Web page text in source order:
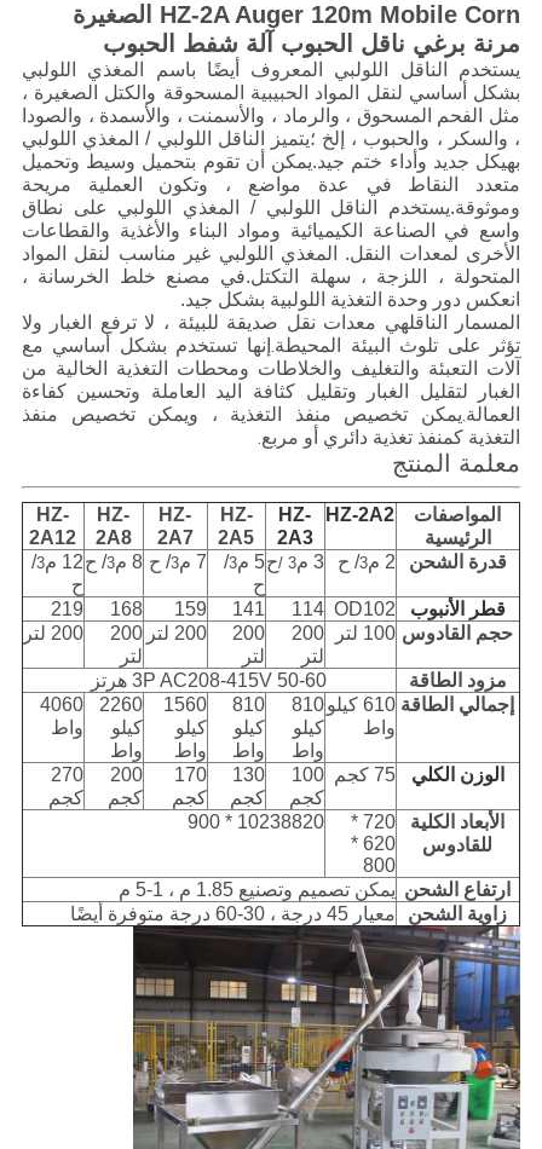
HZ-2A Auger 120m Mobile Corn الصغيرة
مرنة برغي ناقل الحبوب آلة شفط الحبوب
يستخدم الناقل اللولبي المعروف أيضًا باسم المغذي اللولبي
بشكل أساسي لنقل المواد الحبيبية المسحوقة والكتل الصغيرة ،
مثل الفحم المسحوق ، والرماد ، والأسمنت ، والأسمدة ، والصودا
، والسكر ، والحبوب ، إلخ ؛يتميز الناقل اللولبي / المغذي اللولبي
بهيكل جديد وأداء ختم جيد.يمكن أن تقوم بتحميل وسيط وتحميل
متعدد النقاط في عدة مواضع ، وتكون العملية مريحة
وموثوقة.يستخدم الناقل اللولبي / المغذي اللولبي على نطاق
واسع في الصناعة الكيميائية ومواد البناء والأغذية والقطاعات
الأخرى لمعدات النقل. المغذي اللولبي غير مناسب لنقل المواد
المتحولة ، اللزجة ، سهلة التكتل.في مصنع خلط الخرسانة ،
انعكس دور وحدة التغذية اللولبية بشكل جيد.
المسمار الناقلهي معدات نقل صديقة للبيئة ، لا ترفع الغبار ولا
تؤثر على تلوث البيئة المحيطة.إنها تستخدم بشكل أساسي مع
آلات التعبئة والتغليف والخلاطات ومحطات التغذية الخالية من
الغبار لتقليل الغبار وتقليل كثافة اليد العاملة وتحسين كفاءة
العمالة.يمكن تخصيص منفذ التغذية ، ويمكن تخصيص منفذ
التغذية كمنفذ تغذية دائري أو مربع.
معلمة المنتج
المواصفات
الرئيسية
HZ-2A2
HZ-
2A3
HZ-
2A5
HZ-
2A7
HZ-
2A8
HZ-
2A12
قدرة الشحن
2 م 3/ ح 3 م 3 / ح5 م 3
/
ح
7 م 3/ ح 8 م 3/ ح12 م 3
/
ح
قطر الأنبوب
OD102
114
141
159
168
219
حجم القادوس 100 لتر
200
لتر
200
لتر
200 لتر
200
لتر
200 لتر
مزود الطاقة
3P AC208-415V 50-60 هرتز
إجمالي الطاقة
610 كيلو
واط
810
كيلو
واط
810
كيلو
واط
1560
كيلو
واط
2260
كيلو
واط
4060
واط
الوزن الكلي 75 كجم
100
كجم
130
كجم
170
كجم
200
كجم
270
كجم
الأبعاد الكلية
للقادوس
720 *
620 *
800
10238820 * 900
ارتفاع الشحن يمكن تصميم وتصنيع 1.85 م ، 1-5 م
زاوية الشحن
معيار 45 درجة ، 30-60 درجة متوفرة أيضًا